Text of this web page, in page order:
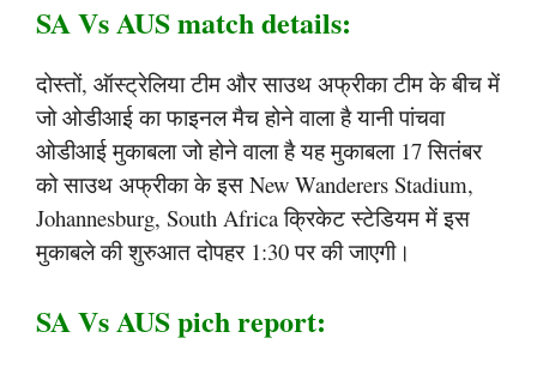
SA Vs AUS match details:
दोस्तों, ऑस्ट्रेलिया टीम और साउथ अफ्रीका टीम के बीच में
जो ओडीआई का फाइनल मैच होने वाला है यानी पांचवा
ओडीआई मुकाबला जो होने वाला है यह मुकाबला 17 सितंबर
को साउथ अफ्रीका के इस New Wanderers Stadium,
Johannesburg, South Africa क्रिकेट स्टेडियम में इस
मुकाबले की शुरुआत दोपहर 1:30 पर की जाएगी।
SA Vs AUS pich report: